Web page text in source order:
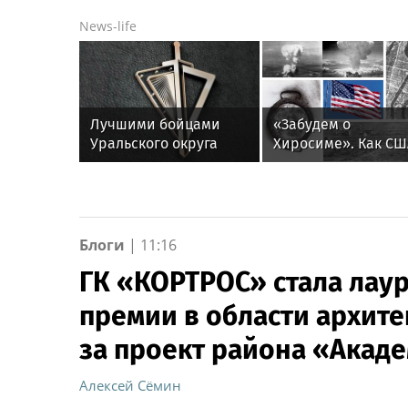
News-life
Лучшими бойцами
Уральского округа
Росгвардии стали
по охране важных
государственных
объектов
«Забудем о
Хиросиме». Как
вычеркнули из
Блоги | 11:16
ГК «КОРТРОС» стала
премии в области
за проект района
Алексей Сёмин